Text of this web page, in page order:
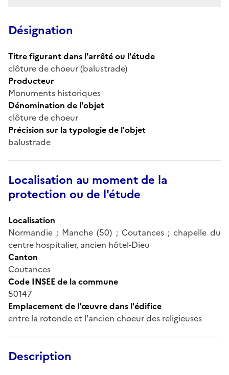
Désignation
Titre figurant dans l'arrêté ou l'étude
clôture de choeur (balustrade)
Producteur
Monuments historiques
Dénomination de l'objet
clôture de choeur
Précision sur la typologie de l'objet
balustrade
Localisation au moment de la
protection ou de l'étude
Localisation
Normandie ; Manche (50) ; Coutances ; chapelle du
centre hospitalier, ancien hôtel-Dieu
Canton
Coutances
Code INSEE de la commune
50147
Emplacement de l'œuvre dans l'édifice
entre la rotonde et l'ancien choeur des religieuses
Description